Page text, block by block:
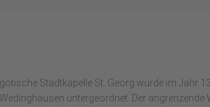
Stadtkapelle St. Georg wurde im Jahr
untergeordnet. Der